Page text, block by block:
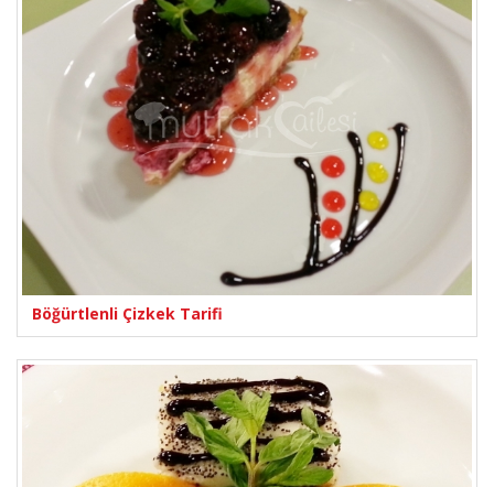
Böğürtlenli Çizkek Tarifi